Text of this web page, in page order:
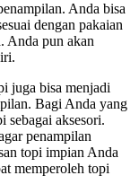
Anda bisa
dengan pakaian
Anda pun akan
juga bisa menjadi
Bagi Anda yang
sebagai aksesori.
penampilan
topi impian Anda
memperoleh topi